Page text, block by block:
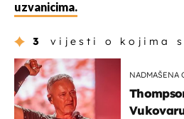
uzvanicima.
3 vijesti o kojima
NADMAŠENA